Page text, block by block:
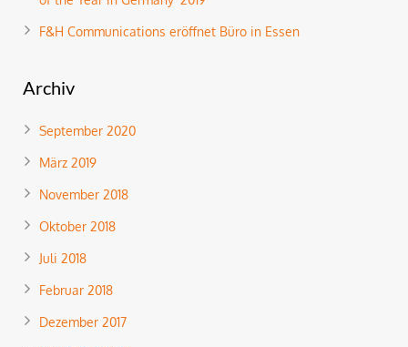
F&H Communications eröffnet Büro in Essen
Archiv
September 2020
März 2019
November 2018
Oktober 2018
Juli 2018
Februar 2018
Dezember 2017